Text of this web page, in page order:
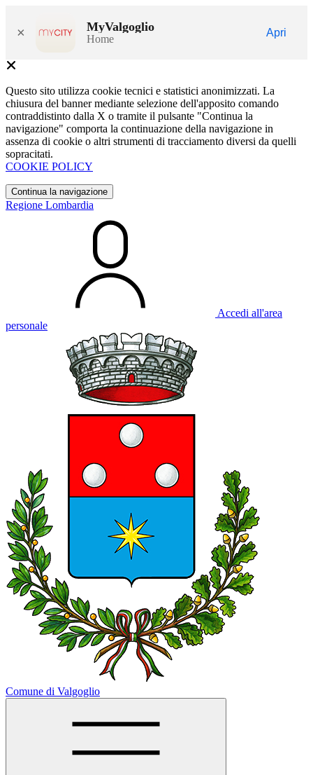
× MyValgoglio
Home
Apri
Questo sito utilizza cookie tecnici e statistici anonimizzati. La
chiusura del banner mediante selezione dell'apposito comando
contraddistinto dalla X o tramite il pulsante "Continua la
navigazione" comporta la continuazione della navigazione in
assenza di cookie o altri strumenti di tracciamento diversi da quelli
sopracitati.
COOKIE POLICY
Continua la navigazione
Regione Lombardia
Accedi all'area
personale
Comune di Valgoglio